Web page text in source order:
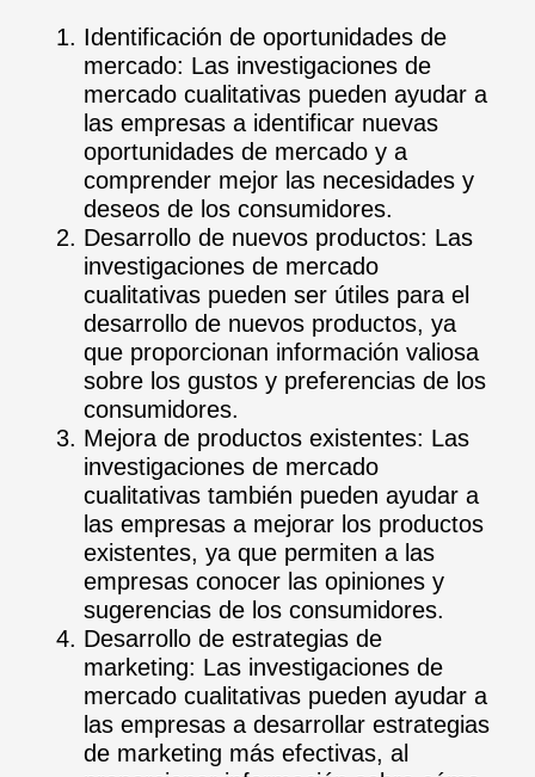
Identificación de oportunidades de
mercado: Las investigaciones de
mercado cualitativas pueden ayudar a
las empresas a identificar nuevas
oportunidades de mercado y a
comprender mejor las necesidades y
deseos de los consumidores.
Desarrollo de nuevos productos: Las
investigaciones de mercado
cualitativas pueden ser útiles para el
desarrollo de nuevos productos, ya
que proporcionan información valiosa
sobre los gustos y preferencias de los
consumidores.
Mejora de productos existentes: Las
investigaciones de mercado
cualitativas también pueden ayudar a
las empresas a mejorar los productos
existentes, ya que permiten a las
empresas conocer las opiniones y
sugerencias de los consumidores.
Desarrollo de estrategias de
marketing: Las investigaciones de
mercado cualitativas pueden ayudar a
las empresas a desarrollar estrategias
de marketing más efectivas, al